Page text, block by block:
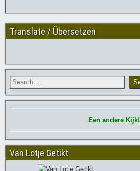
Translate / Übersetzen
Een andere Kijk!
Van Lotje Getikt